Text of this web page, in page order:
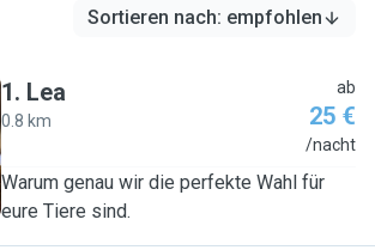
Sortieren nach: empfohlen
1. Lea
0.8 km
ab
25 €
/nacht
Warum genau wir die perfekte Wahl für
eure Tiere sind.